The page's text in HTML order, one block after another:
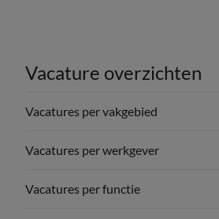
Vacature overzichten
Vacatures per vakgebied
Vacatures per werkgever
Vacatures per functie